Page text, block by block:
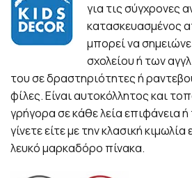
για τις σύγχρονες
κατασκευασμένος
μπορεί να
σχολείου ή των
του σε δραστηριότητες ή
φίλες. Είναι αυτοκόλλητος και
γρήγορα σε κάθε λεία επιφάνεια
γίνετε είτε με την κλασική
λευκό μαρκαδόρο πίνακα.